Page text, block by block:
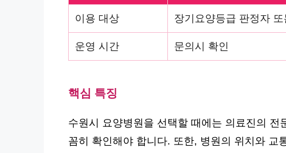
이용 대상 장기요양등급 판정자
운영 시간 문의시 확인
핵심 특징
수원시 요양병원을 선택할 때에는 의료진의
꼼히 확인해야 합니다. 또한, 병원의 위치와 교